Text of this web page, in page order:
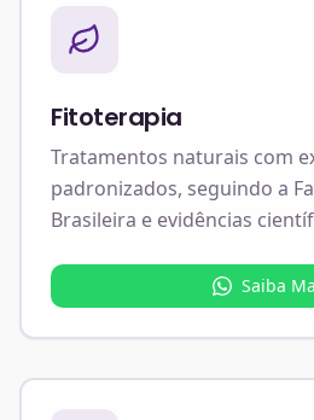
Fitoterapia
Tratamentos naturais com
padronizados, seguindo a
Brasileira e evidências
Saiba